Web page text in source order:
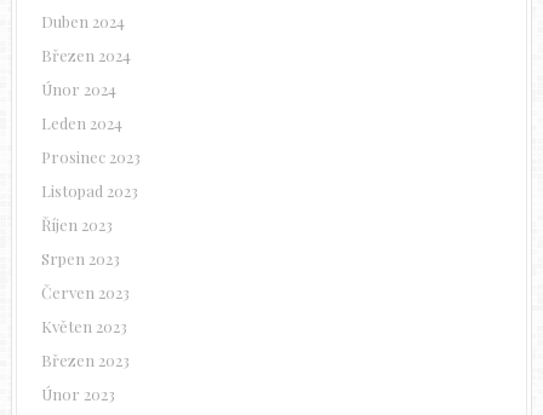
Duben 2024
Březen 2024
Únor 2024
Leden 2024
Prosinec 2023
Listopad 2023
Říjen 2023
Srpen 2023
Červen 2023
Květen 2023
Březen 2023
Únor 2023